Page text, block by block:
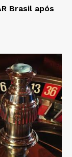
Brasil após